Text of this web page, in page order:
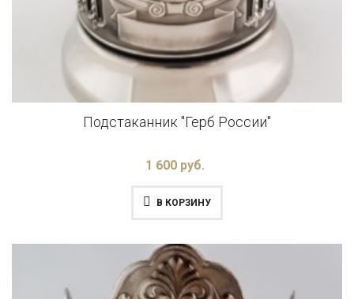
Подстаканник "Герб России"
1 600 руб.
В КОРЗИНУ